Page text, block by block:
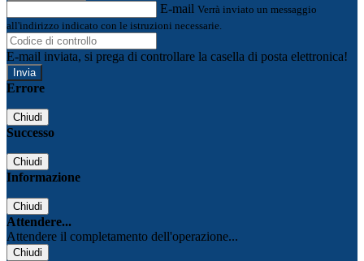
E-mail Verrà inviato un messaggio
all'indirizzo indicato con le istruzioni necessarie.
E-mail inviata, si prega di controllare la casella di posta elettronica!
Errore
Chiudi
Successo
Chiudi
Informazione
Chiudi
Attendere...
Attendere il completamento dell'operazione...
Chiudi